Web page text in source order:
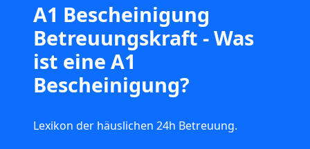
A1 Bescheinigung
Betreuungskraft - Was
ist eine A1
Bescheinigung?
Lexikon der häuslichen 24h Betreuung.